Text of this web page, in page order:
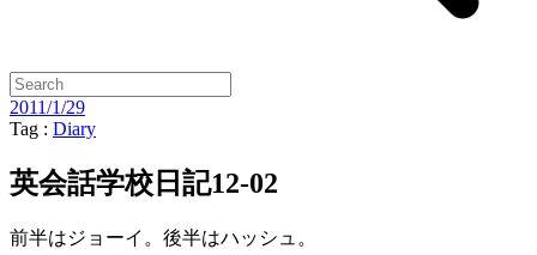
2011/1/29
Tag : Diary
英会話学校日記12-02
前半はジョーイ。後半はハッシュ。